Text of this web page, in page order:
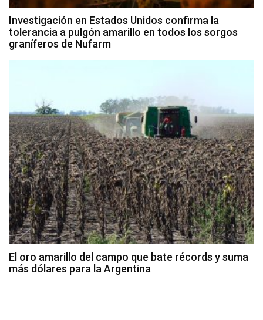
Investigación en Estados Unidos confirma la
tolerancia a pulgón amarillo en todos los sorgos
graníferos de Nufarm
El oro amarillo del campo que bate récords y suma
más dólares para la Argentina